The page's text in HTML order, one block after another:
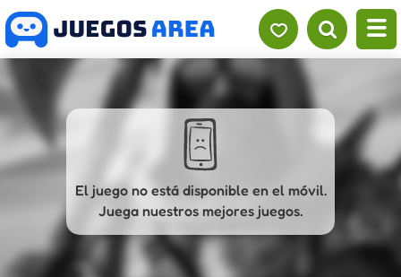
El juego no está disponible en el móvil.
Juega nuestros mejores juegos.